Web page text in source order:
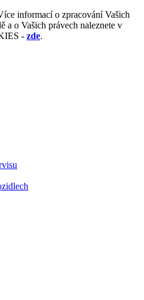
informací o zpracování Vašich
a o Vašich právech naleznete v
- zde.